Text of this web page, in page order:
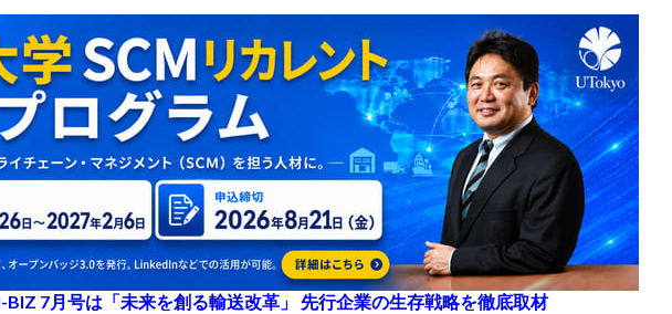
BIZ 7月号は「未来を創る輸送改革」 先行企業の生存戦略を徹底取材